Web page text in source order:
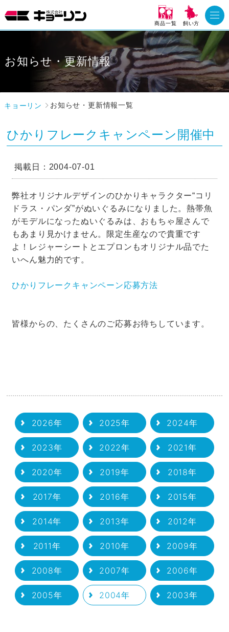
商品一覧 飼い方
お知らせ・更新情報
キョーリン お知らせ・更新情報一覧
ひかりフレークキャンペーン開催中
掲載日：2004-07-01
弊社オリジナルデザインのひかりキャラクター“コリ
ドラス・パンダ”がぬいぐるみになりました。熱帯魚
がモデルになったぬいぐるみは、おもちゃ屋さんで
もあまり見かけません。限定生産なので貴重です
よ！レジャーシートとエプロンもオリジナル品でた
いへん魅力的です。
ひかりフレークキャンペーン応募方法
皆様からの、たくさんのご応募お待ちしています。
2026年 2025年 2024年
2023年 2022年 2021年
2020年 2019年 2018年
2017年 2016年 2015年
2014年 2013年 2012年
2011年 2010年 2009年
2008年 2007年 2006年
2005年 2004年 2003年